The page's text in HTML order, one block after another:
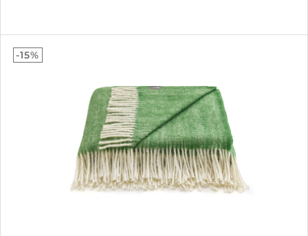
-15%